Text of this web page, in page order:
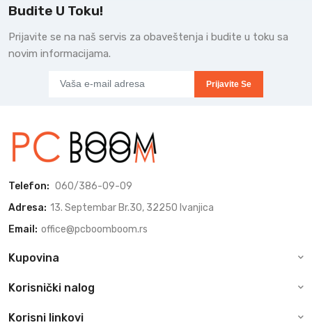
Budite U Toku!
Prijavite se na naš servis za obaveštenja i budite u toku sa
novim informacijama.
Prijavite Se
Telefon: 060/386-09-09
Adresa: 13. Septembar Br.30, 32250 Ivanjica
Email: office@pcboomboom.rs
Kupovina
Korisnički nalog
Korisni linkovi